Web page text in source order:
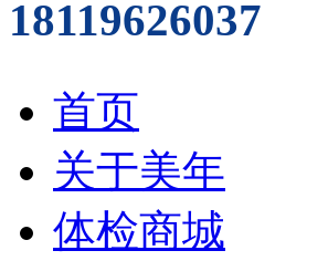
18119626037
首页
关于美年
体检商城